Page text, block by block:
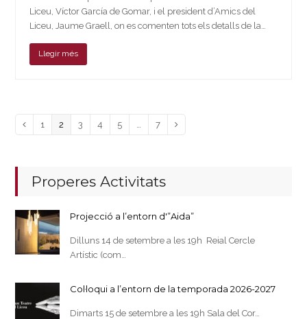
Liceu, Víctor García de Gomar, i el president d’Amics del
Liceu, Jaume Graell, on es comenten tots els detalls de la…
Llegir més
Previous
Page
1 Page
2 Page
3 Page
4 Page
5 Page
7 Next
Properes Activitats
Projecció a l’entorn d'”Aida”
Dilluns 14 de setembre a les 19h Reial Cercle
Artístic (com…
Col·loqui a l’entorn de la temporada 2026-2027
Dimarts 15 de setembre a les 19h Sala del Cor…